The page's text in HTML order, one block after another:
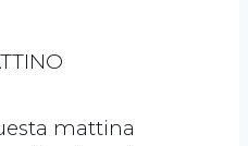
mattina